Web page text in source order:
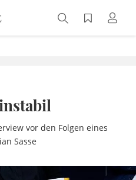
vor den Folgen eines
Sasse